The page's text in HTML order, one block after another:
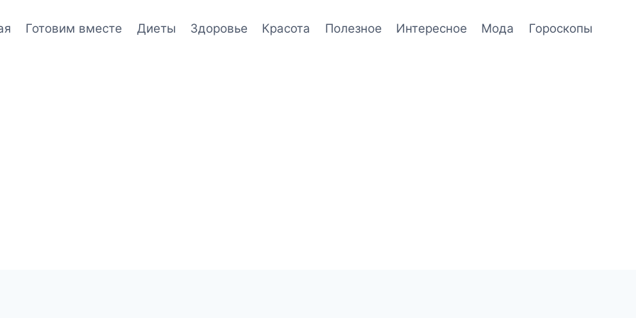
Готовим вместе Диеты Здоровье Красота Полезное Интересное Мода Гороскопы